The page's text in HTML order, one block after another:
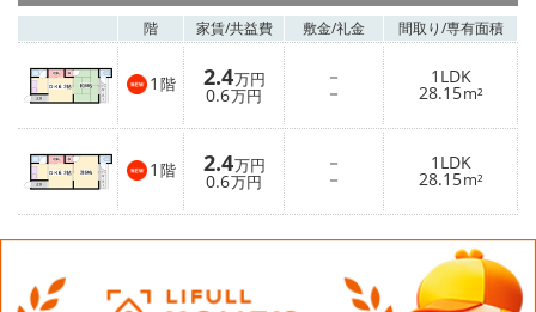
階 家賃/共益費 敷金/礼金 間取り/専有面積
1 階 2.4万円
0.6万円
－
－
1LDK
28.15m²
1 階 2.4万円
0.6万円
－
－
1LDK
28.15m²